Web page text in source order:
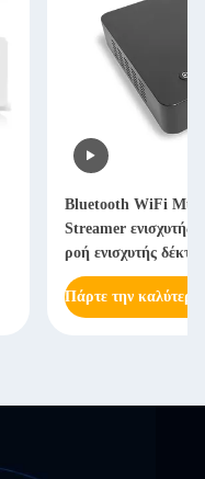
Bluetooth WiFi
Streamer ενισχυτής
ροή ενισχυτής δέκτη
Πάρτε την καλύτερη